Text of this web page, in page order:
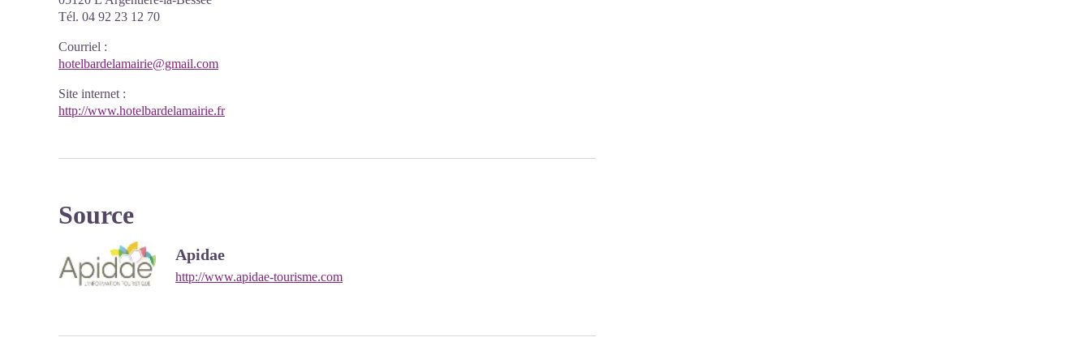
Tél. 04 92 23 12 70
Courriel :
hotelbardelamairie@gmail.com
Site internet :
http://www.hotelbardelamairie.fr
Source
Apidae
http://www.apidae-tourisme.com